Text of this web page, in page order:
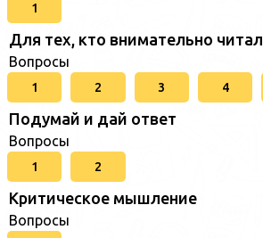
1
Для тех, кто внимательно читал
Вопросы
1 2 3 4
Подумай и дай ответ
Вопросы
1 2
Критическое мышление
Вопросы